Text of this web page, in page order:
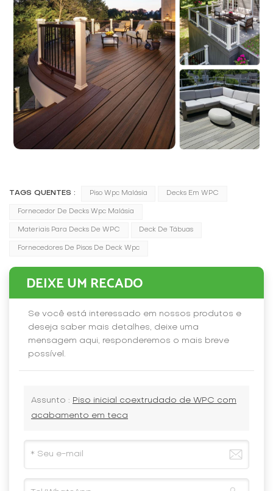
TAGS QUENTES : Piso Wpc Malásia Decks Em WPC
Fornecedor De Decks Wpc Malásia
Materiais Para Decks De WPC Deck De Tábuas
Fornecedores De Pisos De Deck Wpc
DEIXE UM RECADO
Se você está interessado em nossos produtos e
deseja saber mais detalhes, deixe uma
mensagem aqui, responderemos o mais breve
possível.
Assunto : Piso inicial coextrudado de WPC com
acabamento em teca